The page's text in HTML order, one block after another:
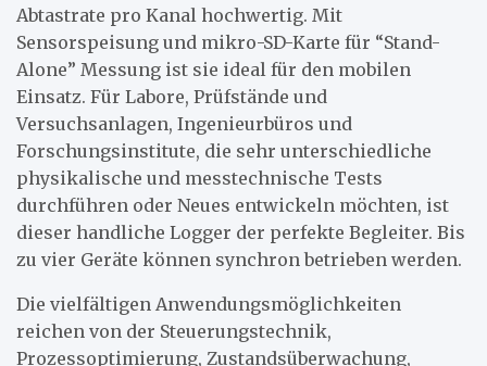
Abtastrate pro Kanal hochwertig. Mit
Sensorspeisung und mikro-SD-Karte für “Stand-
Alone” Messung ist sie ideal für den mobilen
Einsatz. Für Labore, Prüfstände und
Versuchsanlagen, Ingenieurbüros und
Forschungsinstitute, die sehr unterschiedliche
physikalische und messtechnische Tests
durchführen oder Neues entwickeln möchten, ist
dieser handliche Logger der perfekte Begleiter. Bis
zu vier Geräte können synchron betrieben werden.
Die vielfältigen Anwendungsmöglichkeiten
reichen von der Steuerungstechnik,
Prozessoptimierung, Zustandsüberwachung,